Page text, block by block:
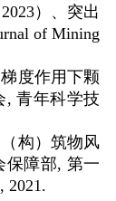
2023）、突出
of Mining
度作用下颗
,青年科学技
构）筑物风
保障部, 第一
, 2021.